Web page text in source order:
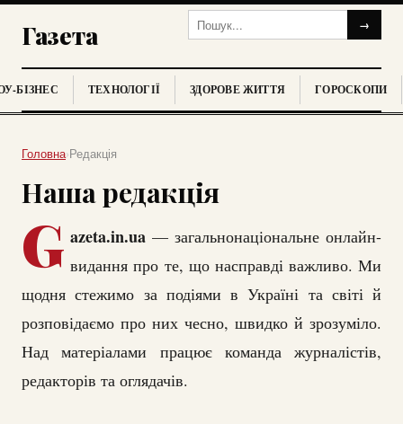
Газета →
БІЗНЕС ТЕХНОЛОГІЇ ЗДОРОВЕ ЖИТТЯ ГОРОСКОПИ
Головна›Редакція
Наша редакція
G azeta.in.ua — загальнонаціональне онлайн-
видання про те, що насправді важливо. Ми
щодня стежимо за подіями в Україні та світі й
розповідаємо про них чесно, швидко й зрозуміло.
Над матеріалами працює команда журналістів,
редакторів та оглядачів.